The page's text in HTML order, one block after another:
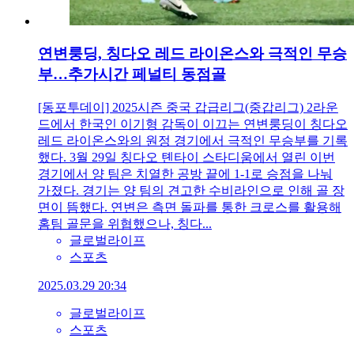
연변룽딩, 칭다오 레드 라이온스와 극적인 무승
부…추가시간 페널티 동점골
[동포투데이] 2025시즌 중국 갑급리그(중갑리그) 2라운
드에서 한국인 이기형 감독이 이끄는 연변룽딩이 칭다오
레드 라이온스와의 원정 경기에서 극적인 무승부를 기록
했다. 3월 29일 칭다오 톈타이 스타디움에서 열린 이번
경기에서 양 팀은 치열한 공방 끝에 1-1로 승점을 나눠
가졌다. 경기는 양 팀의 견고한 수비라인으로 인해 골 장
면이 뜸했다. 연변은 측면 돌파를 통한 크로스를 활용해
홈팀 골문을 위협했으나, 칭다...
글로벌라이프
스포츠
2025.03.29 20:34
글로벌라이프
스포츠